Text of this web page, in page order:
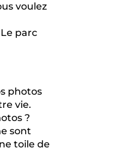
voulez
parc
photos
vie.
?
sont
toile de